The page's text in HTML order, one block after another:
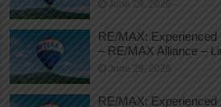
June 29, 2026
RE/MAX: Experienced
– RE/MAX Alliance –
June 29, 2026
RE/MAX: Experienced